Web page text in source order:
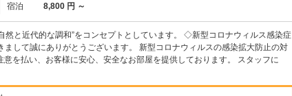
宿泊
8,800 円 ～
然と近代的な調和”をコンセプトとしています。 ◇新型コロナウィルス感染症
して誠にありがとうございます。 新型コロナウィルスの感染拡大防止の対
を払い、お客様に安心、安全なお部屋を提供しております。 スタッフに